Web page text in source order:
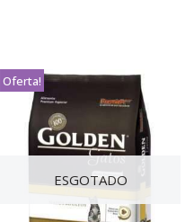
ESGOTADO
Oferta!